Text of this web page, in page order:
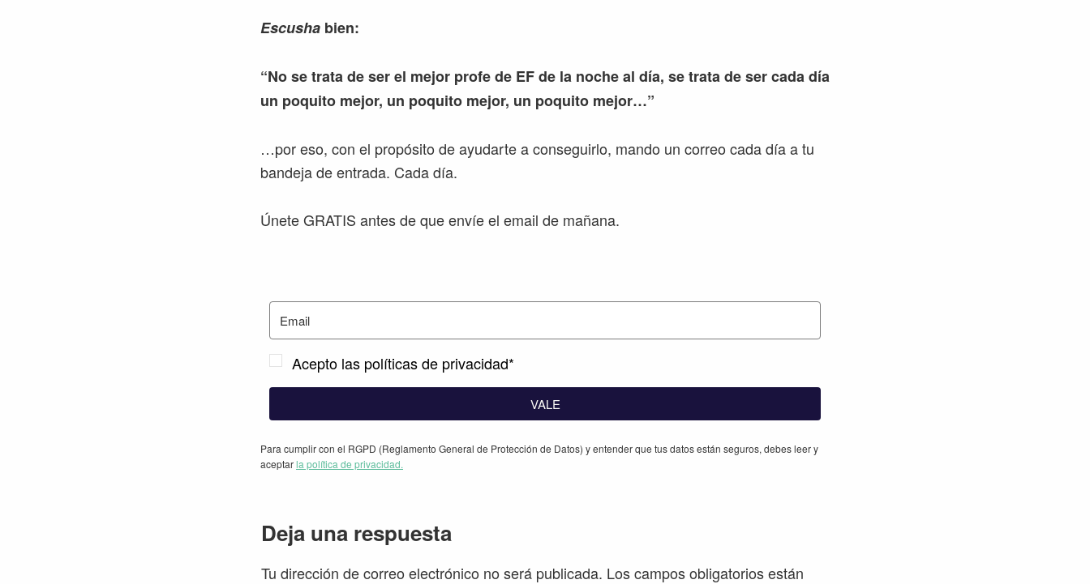
Escusha bien:
“No se trata de ser el mejor profe de EF de la noche al día, se trata de ser cada día
un poquito mejor, un poquito mejor, un poquito mejor…”
…por eso, con el propósito de ayudarte a conseguirlo, mando un correo cada día a tu
bandeja de entrada. Cada día.
Únete GRATIS antes de que envíe el email de mañana.
Acepto las políticas de privacidad*
VALE
Para cumplir con el RGPD (Reglamento General de Protección de Datos) y entender que tus datos están seguros, debes leer y
aceptarla política de privacidad.
Interacciones
con
Deja una respuesta
Tu dirección de correo electrónico no será publicada. Los campos obligatorios están